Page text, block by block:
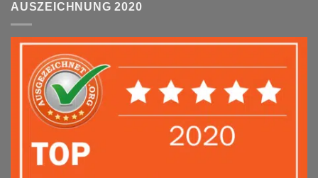
AUSZEICHNUNG 2020